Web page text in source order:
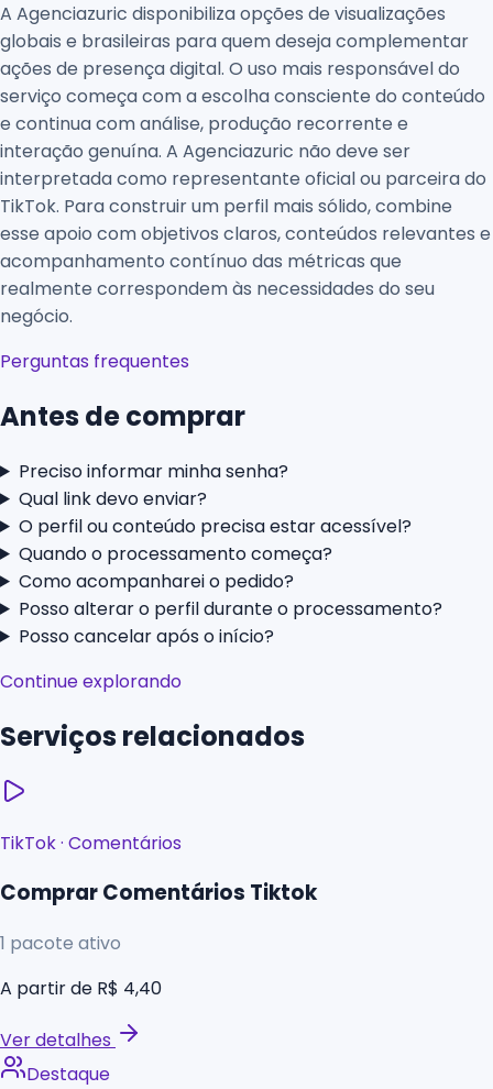
A Agenciazuric disponibiliza opções de visualizações
globais e brasileiras para quem deseja complementar
ações de presença digital. O uso mais responsável do
serviço começa com a escolha consciente do conteúdo
e continua com análise, produção recorrente e
interação genuína. A Agenciazuric não deve ser
interpretada como representante oficial ou parceira do
TikTok. Para construir um perfil mais sólido, combine
esse apoio com objetivos claros, conteúdos relevantes e
acompanhamento contínuo das métricas que
realmente correspondem às necessidades do seu
negócio.
Perguntas frequentes
Antes de comprar
Preciso informar minha senha?
Qual link devo enviar?
O perfil ou conteúdo precisa estar acessível?
Quando o processamento começa?
Como acompanharei o pedido?
Posso alterar o perfil durante o processamento?
Posso cancelar após o início?
Continue explorando
Serviços relacionados
TikTok· Comentários
Comprar Comentários Tiktok
1 pacote ativo
A partir de R$ 4,40
Ver detalhes
Destaque